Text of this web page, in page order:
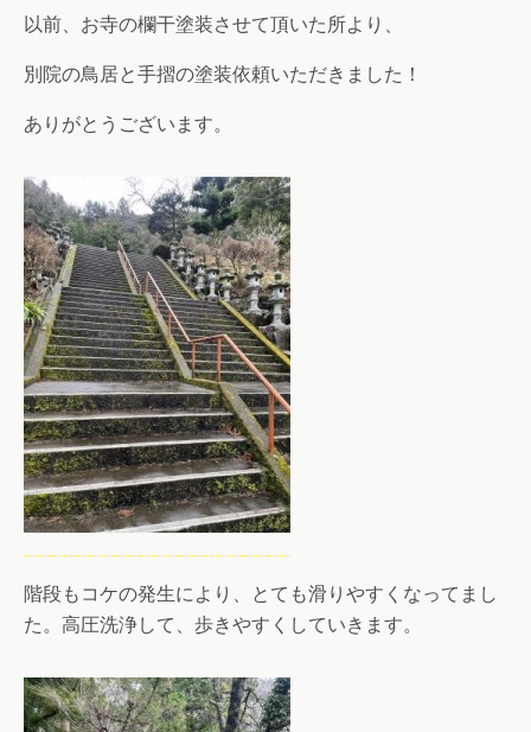
以前、お寺の欄干塗装させて頂いた所より、
別院の鳥居と手摺の塗装依頼いただきました！
ありがとうございます。
階段もコケの発生により、とても滑りやすくなってまし
た。高圧洗浄して、歩きやすくしていきます。